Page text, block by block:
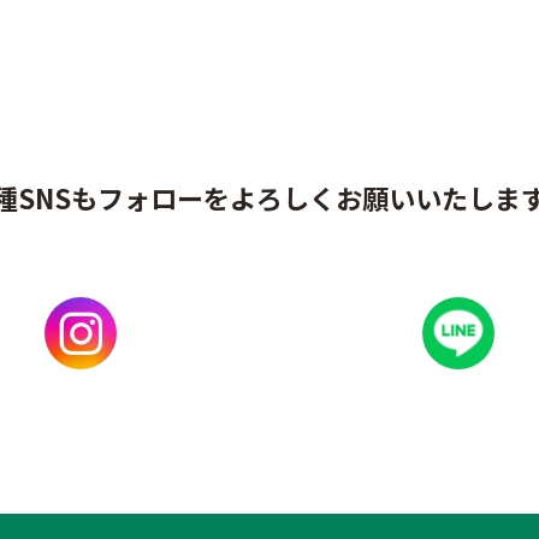
SNSもフォローをよろしくお願いいたしま